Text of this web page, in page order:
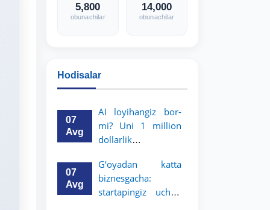
5,800
obunachilar
14,000
obunachilar
Hodisalar
07
Avg
AI loyihangiz bor-
mi? Uni 1 million
dollarlik
aylantiring!
07
Avg
G‘oyadan katta
biznesgacha:
startapingiz uchun